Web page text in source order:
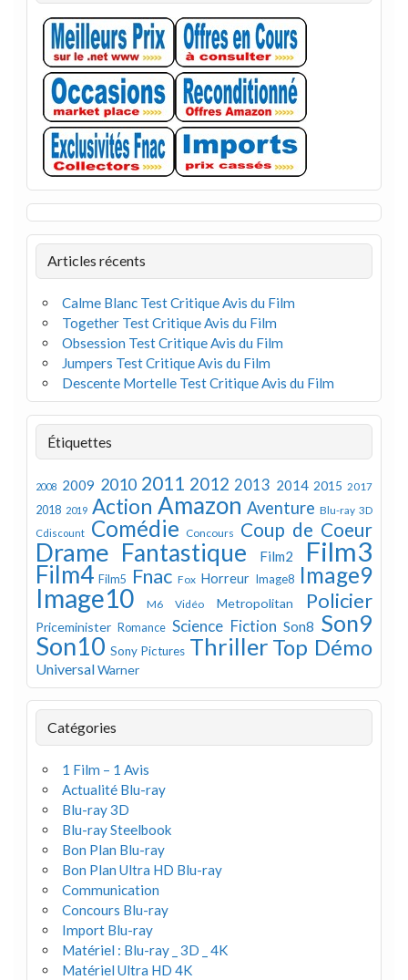
Articles récents
Calme Blanc Test Critique Avis du Film
Together Test Critique Avis du Film
Obsession Test Critique Avis du Film
Jumpers Test Critique Avis du Film
Descente Mortelle Test Critique Avis du Film
Étiquettes
2008 2009 2010 2011 2012 2013 2014 2015 2017
2018 2019 Action Amazon Aventure Blu-ray 3D
Cdiscount Comédie Concours Coup de Coeur
Drame Fantastique Film2 Film3
Film4 Film5 Fnac Fox Horreur Image8 Image9
Image10 M6 Vidéo Metropolitan Policier
Priceminister Romance Science Fiction Son8 Son9
Son10 Sony Pictures Thriller Top Démo
UniversalWarner
Catégories
1 Film – 1 Avis
Actualité Blu-ray
Blu-ray 3D
Blu-ray Steelbook
Bon Plan Blu-ray
Bon Plan Ultra HD Blu-ray
Communication
Concours Blu-ray
Import Blu-ray
Matériel : Blu-ray _ 3D _ 4K
Matériel Ultra HD 4K